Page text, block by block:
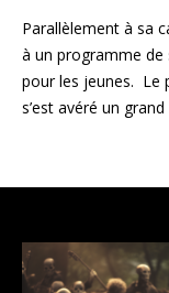
Parallèlement à sa
à un programme de
pour les jeunes. Le
s’est avéré un